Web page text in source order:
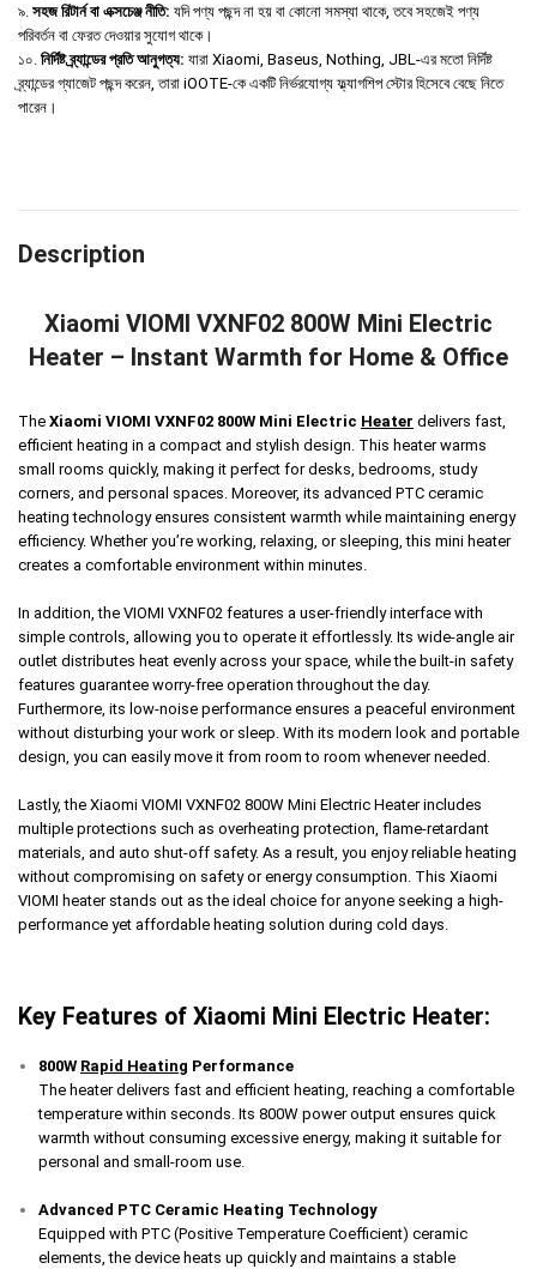
৯. সহজ রিটার্ন বা এক্সচেঞ্জ নীতি: যদি পণ্য পছন্দ না হয় বা কোনো সমস্যা থাকে, তবে সহজেই পণ্য
পরিবর্তন বা ফেরত দেওয়ার সুযোগ থাকে।
১০. নির্দিষ্ট ব্র্যান্ডের প্রতি আনুগত্য: যারা Xiaomi, Baseus, Nothing, JBL-এর মতো নির্দিষ্ট
ব্র্যান্ডের গ্যাজেট পছন্দ করেন, তারা iOOTE-কে একটি নির্ভরযোগ্য ফ্ল্যাগশিপ স্টোর হিসেবে বেছে নিতে
পারেন।
Description
Xiaomi VIOMI VXNF02 800W Mini Electric
Heater – Instant Warmth for Home & Office
The Xiaomi VIOMI VXNF02 800W Mini Electric Heater delivers fast,
efficient heating in a compact and stylish design. This heater warms
small rooms quickly, making it perfect for desks, bedrooms, study
corners, and personal spaces. Moreover, its advanced PTC ceramic
heating technology ensures consistent warmth while maintaining energy
efficiency. Whether you’re working, relaxing, or sleeping, this mini heater
creates a comfortable environment within minutes.
In addition, the VIOMI VXNF02 features a user-friendly interface with
simple controls, allowing you to operate it effortlessly. Its wide-angle air
outlet distributes heat evenly across your space, while the built-in safety
features guarantee worry-free operation throughout the day.
Furthermore, its low-noise performance ensures a peaceful environment
without disturbing your work or sleep. With its modern look and portable
design, you can easily move it from room to room whenever needed.
Lastly, the Xiaomi VIOMI VXNF02 800W Mini Electric Heater includes
multiple protections such as overheating protection, flame-retardant
materials, and auto shut-off safety. As a result, you enjoy reliable heating
without compromising on safety or energy consumption. This Xiaomi
VIOMI heater stands out as the ideal choice for anyone seeking a high-
performance yet affordable heating solution during cold days.
Key Features of Xiaomi Mini Electric Heater:
800W Rapid Heating Performance
The heater delivers fast and efficient heating, reaching a comfortable
temperature within seconds. Its 800W power output ensures quick
warmth without consuming excessive energy, making it suitable for
personal and small-room use.
Advanced PTC Ceramic Heating Technology
Equipped with PTC (Positive Temperature Coefficient) ceramic
elements, the device heats up quickly and maintains a stable